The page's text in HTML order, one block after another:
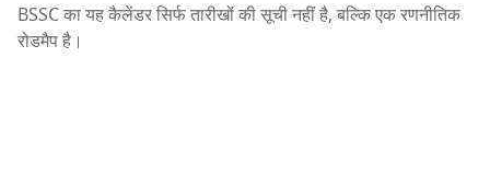
BSSC का यह कैलेंडर सिर्फ तारीखों की सूची नहीं है, बल्कि एक रणनीतिक
रोडमैप है।